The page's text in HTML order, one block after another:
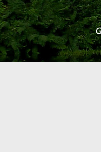
Naar hoofdinhoud